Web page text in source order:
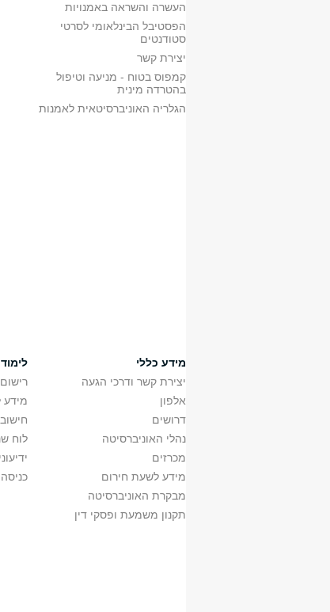
העשרה והשראה באמנויות
הפסטיבל הבינלאומי לסרטי
סטודנטים
יצירת קשר
קמפוס בטוח - מניעה וטיפול
בהטרדה מינית
הגלריה האוניברסיטאית לאמנות
מידע כללי
יצירת קשר ודרכי הגעה
אלפון
דרושים
נהלי האוניברסיטה
מכרזים
מידע לשעת חירום
מבקרת האוניברסיטה
תקנון משמעת ופסקי דין
מידע
לוח